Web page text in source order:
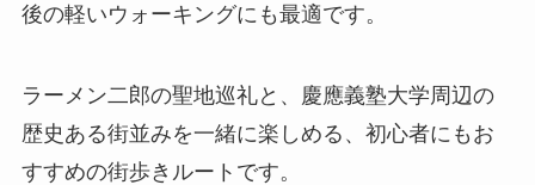
後の軽いウォーキングにも最適です。
ラーメン二郎の聖地巡礼と、慶應義塾大学周辺の
歴史ある街並みを一緒に楽しめる、初心者にもお
すすめの街歩きルートです。